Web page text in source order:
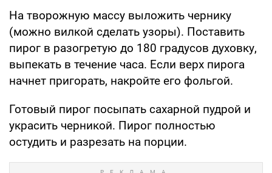
На творожную массу выложить чернику
(можно вилкой сделать узоры). Поставить
пирог в разогретую до 180 градусов духовку,
выпекать в течение часа. Если верх пирога
начнет пригорать, накройте его фольгой.
Готовый пирог посыпать сахарной пудрой и
украсить черникой. Пирог полностью
остудить и разрезать на порции.